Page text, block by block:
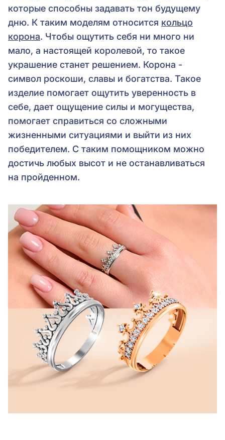
которые способны задавать тон будущему
дню. К таким моделям относится кольцо
корона. Чтобы ощутить себя ни много ни
мало, а настоящей королевой, то такое
украшение станет решением. Корона -
символ роскоши, славы и богатства. Такое
изделие помогает ощутить уверенность в
себе, дает ощущение силы и могущества,
помогает справиться со сложными
жизненными ситуациями и выйти из них
победителем. С таким помощником можно
достичь любых высот и не останавливаться
на пройденном.